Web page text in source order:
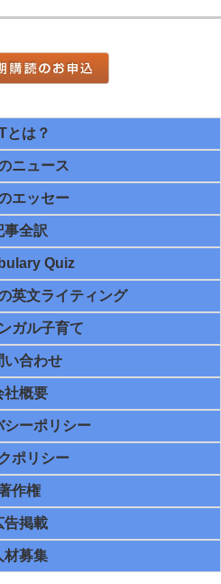
とは？
ニュース
エッセー
事全訳
Quiz
英文ライティング
ガル子育て
い合わせ
社概要
シーポリシー
ポリシー
作権
告掲載
材募集